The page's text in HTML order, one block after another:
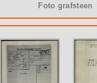
Foto grafsteen